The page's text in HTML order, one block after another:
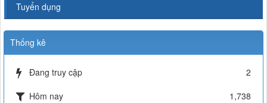
Tuyển dụng
Thống kê
Đang truy cập
2
Hôm nay
1,738